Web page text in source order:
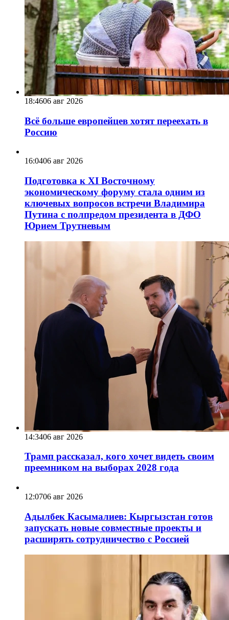
18:4606 авг 2026
Всё больше европейцев хотят переехать в
Россию
16:0406 авг 2026
Подготовка к XI Восточному
экономическому форуму стала одним из
ключевых вопросов встречи Владимира
Путина с полпредом президента в ДФО
Юрием Трутневым
14:3406 авг 2026
Трамп рассказал, кого хочет видеть своим
преемником на выборах 2028 года
12:0706 авг 2026
Адылбек Касымалиев: Кыргызстан готов
запускать новые совместные проекты и
расширять сотрудничество с Россией